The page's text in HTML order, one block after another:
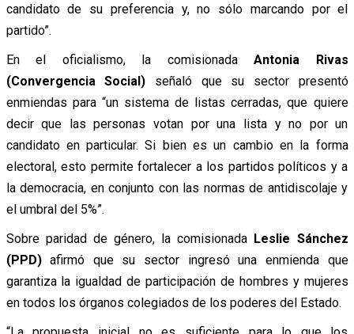
candidato de su preferencia y, no sólo marcando por el
partido”.
En el oficialismo, la comisionada Antonia Rivas
(Convergencia Social) señaló que su sector presentó
enmiendas para “un sistema de listas cerradas, que quiere
decir que las personas votan por una lista y no por un
candidato en particular. Si bien es un cambio en la forma
electoral, esto permite fortalecer a los partidos políticos y a
la democracia, en conjunto con las normas de antidiscolaje y
el umbral del 5%”.
Sobre paridad de género, la comisionada Leslie Sánchez
(PPD)afirmó que su sector ingresó una enmienda que
garantiza la igualdad de participación de hombres y mujeres
en todos los órganos colegiados de los poderes del Estado.